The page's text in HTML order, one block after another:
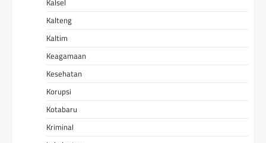
Kalsel
Kalteng
Kaltim
Keagamaan
Kesehatan
Korupsi
Kotabaru
Kriminal